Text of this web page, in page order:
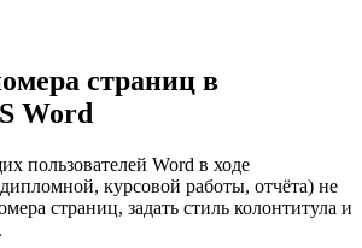
страниц в
Word
пользователей Word в ходе
курсовой работы, отчёта) не
страниц, задать стиль колонтитула и